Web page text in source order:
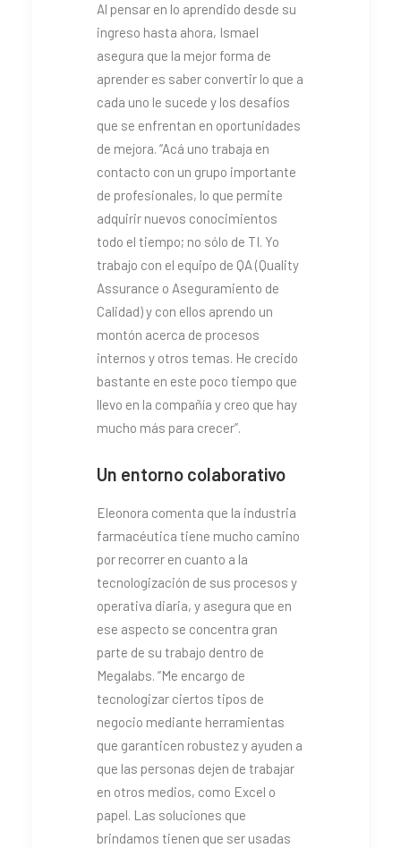
Al pensar en lo aprendido desde su
ingreso hasta ahora, Ismael
asegura que la mejor forma de
aprender es saber convertir lo que a
cada uno le sucede y los desafíos
que se enfrentan en oportunidades
de mejora. “Acá uno trabaja en
contacto con un grupo importante
de profesionales, lo que permite
adquirir nuevos conocimientos
todo el tiempo; no sólo de TI. Yo
trabajo con el equipo de QA (Quality
Assurance o Aseguramiento de
Calidad) y con ellos aprendo un
montón acerca de procesos
internos y otros temas. He crecido
bastante en este poco tiempo que
llevo en la compañía y creo que hay
mucho más para crecer”.
Un entorno colaborativo
Eleonora comenta que la industria
farmacéutica tiene mucho camino
por recorrer en cuanto a la
tecnologización de sus procesos y
operativa diaria, y asegura que en
ese aspecto se concentra gran
parte de su trabajo dentro de
Megalabs. “Me encargo de
tecnologizar ciertos tipos de
negocio mediante herramientas
que garanticen robustez y ayuden a
que las personas dejen de trabajar
en otros medios, como Excel o
papel. Las soluciones que
brindamos tienen que ser usadas